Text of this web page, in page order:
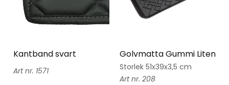
Kantband svart
1571
Golvmatta Gummi Liten
Storlek 51x39x3,5 cm
208